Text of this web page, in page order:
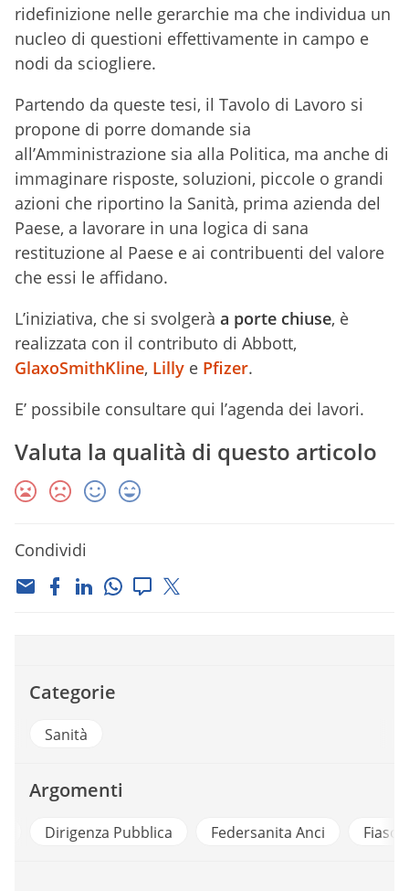
ridefinizione nelle gerarchie ma che individua un
nucleo di questioni effettivamente in campo e
nodi da sciogliere.
Partendo da queste tesi, il Tavolo di Lavoro si
propone di porre domande sia
all’Amministrazione sia alla Politica, ma anche di
immaginare risposte, soluzioni, piccole o grandi
azioni che riportino la Sanità, prima azienda del
Paese, a lavorare in una logica di sana
restituzione al Paese e ai contribuenti del valore
che essi le affidano.
L’iniziativa, che si svolgerà a porte chiuse, è
realizzata con il contributo di Abbott,
GlaxoSmithKline, Lilly e Pfizer.
E’ possibile consultare qui l’agenda dei lavori.
Valuta la qualità di questo articolo
Condividi
Categorie
Sanità
Argomenti
Dirigenza Pubblica Federsanita Anci Fiaso